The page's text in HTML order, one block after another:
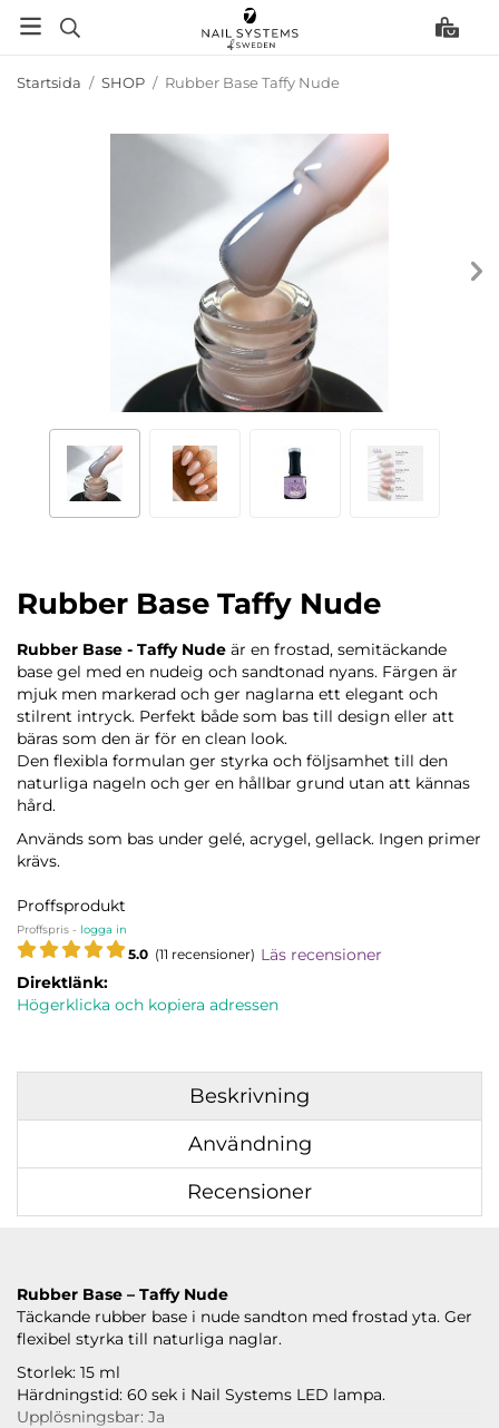
Startsida / SHOP / Rubber Base Taffy Nude
Rubber Base Taffy Nude
Rubber Base - Taffy Nude är en frostad, semitäckande
base gel med en nudeig och sandtonad nyans. Färgen är
mjuk men markerad och ger naglarna ett elegant och
stilrent intryck. Perfekt både som bas till design eller att
bäras som den är för en clean look.
Den flexibla formulan ger styrka och följsamhet till den
naturliga nageln och ger en hållbar grund utan att kännas
hård.
Används som bas under gelé, acrygel, gellack. Ingen primer
krävs.
Proffsprodukt
Proffspris - logga in
5.0 (11 recensioner) Läs recensioner
Direktlänk:
Högerklicka och kopiera adressen
Beskrivning
Användning
Recensioner
Rubber Base – Taffy Nude
Täckande rubber base i nude sandton med frostad yta. Ger
flexibel styrka till naturliga naglar.
Storlek: 15 ml
Härdningstid: 60 sek i Nail Systems LED lampa.
Upplösningsbar: Ja